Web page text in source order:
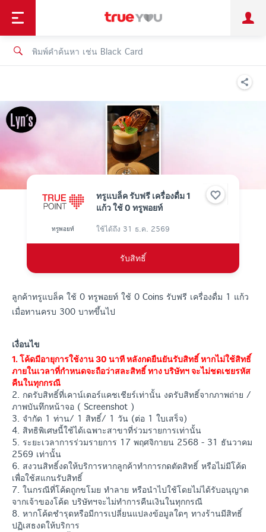
ลูกค้าบุคคล ลูกค้าองค์กร
ช้อป
เทรนด์เทคโนโลยี
ทรูแบล็ค รับฟรี เครื่องดื่ม 1
แก้ว ใช้ 0 ทรูพอยท์
ทรูพอยท์ ใช้ได้ถึง 31 ธ.ค. 2569
รับสิทธิ์
ลูกค้าทรูแบล็ค ใช้ 0 ทรูพอยท์ ใช้ 0 Coins รับฟรี เครื่องดื่ม 1 แก้ว
เมื่อทานครบ 300 บาทขึ้นไป
เงื่อนไข
1. โค้ดมีอายุการใช้งาน 30 นาที หลังกดยืนยันรับสิทธิ์ หากไม่ใช้สิทธิ์
ภายในเวลาที่กำหนดจะถือว่าสละสิทธิ์ ทาง บริษัทฯ จะไม่ชดเชยรหัส
คืนในทุกกรณี
2. กดรับสิทธิ์ที่เคาน์เตอร์แคชเชียร์เท่านั้น งดรับสิทธิ์จากภาพถ่าย /
ภาพบันทึกหน้าจอ ( Screenshot )
3. จำกัด 1 ท่าน/ 1 สิทธิ์/ 1 วัน (ต่อ 1 ใบเสร็จ)
4. สิทธิพิเศษนี้ใช้ได้เฉพาะสาขาที่ร่วมรายการเท่านั้น
5. ระยะเวลาการร่วมรายการ 17 พฤศจิกายน 2568 - 31 ธันวาคม
2569 เท่านั้น
6. สงวนสิทธิ์งดให้บริการหากลูกค้าทำการกดตัดสิทธิ์ หรือไม่มีโค้ด
เพื่อใช้สแกนรับสิทธิ์
7. ในกรณีที่โค้ดถูกขโมย ทำลาย หรือนำไปใช้โดยไม่ได้รับอนุญาต
จากเจ้าของโค้ด บริษัทฯจะไม่ทำการคืนเงินในทุกกรณี
8. หากโค้ดชำรุดหรือมีการเปลี่ยนแปลงข้อมูลใดๆ ทางร้านมีสิทธิ์
ปฏิเสธงดให้บริการ